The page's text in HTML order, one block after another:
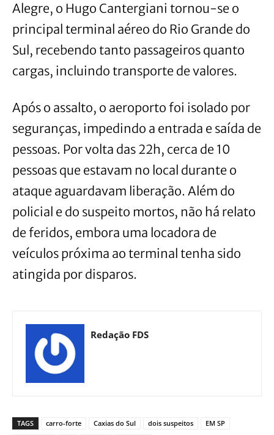
Alegre, o Hugo Cantergiani tornou-se o
principal terminal aéreo do Rio Grande do
Sul, recebendo tanto passageiros quanto
cargas, incluindo transporte de valores.
Após o assalto, o aeroporto foi isolado por
seguranças, impedindo a entrada e saída de
pessoas. Por volta das 22h, cerca de 10
pessoas que estavam no local durante o
ataque aguardavam liberação. Além do
policial e do suspeito mortos, não há relato
de feridos, embora uma locadora de
veículos próxima ao terminal tenha sido
atingida por disparos.
Redação FDS
TAGS carro-forte Caxias do Sul dois suspeitos
EM SP